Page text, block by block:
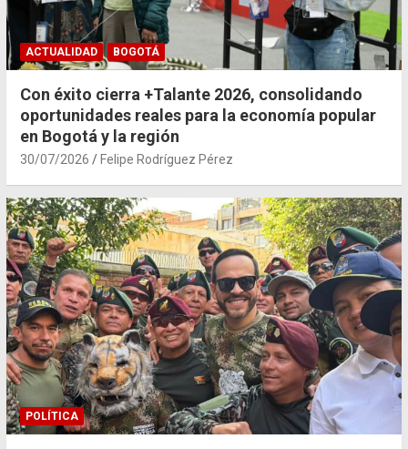
ACTUALIDAD BOGOTÁ
Con éxito cierra +Talante 2026, consolidando
oportunidades reales para la economía popular
en Bogotá y la región
30/07/2026 Felipe Rodríguez Pérez
POLÍTICA